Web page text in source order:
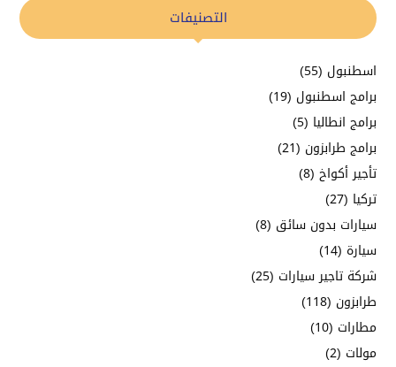
التصنيفات
اسطنبول (55)
برامج اسطنبول (19)
برامج انطاليا (5)
برامج طرابزون (21)
تأجير أكواخ (8)
تركيا (27)
سيارات بدون سائق (8)
سيارة (14)
شركة تاجير سيارات (25)
طرابزون (118)
مطارات (10)
مولات (2)